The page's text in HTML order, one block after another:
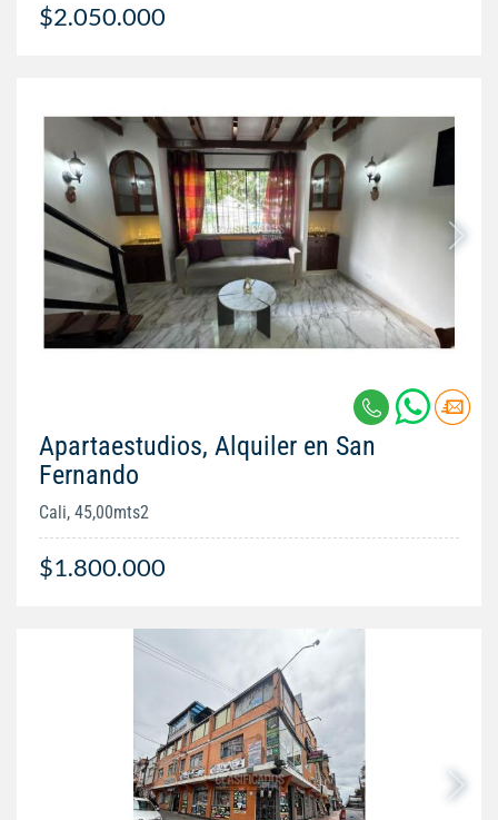
$2.050.000
Apartaestudios, Alquiler en San
Fernando
Cali, 45,00mts2
$1.800.000